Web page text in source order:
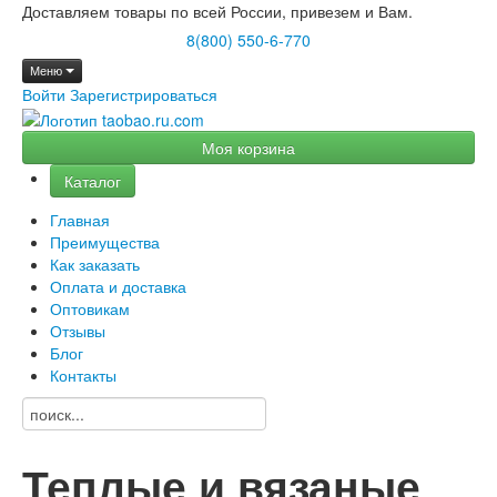
Доставляем товары по всей России, привезем и Вам.
8(800) 550-6-770
Меню
Войти Зарегистрироваться
Моя корзина
Каталог
Главная
Преимущества
Как заказать
Оплата и доставка
Оптовикам
Отзывы
Блог
Контакты